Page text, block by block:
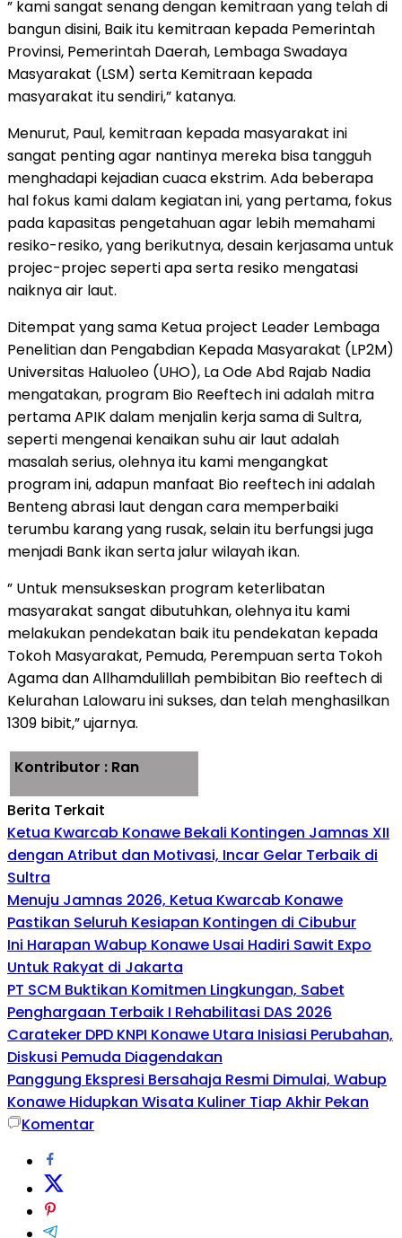
” kami sangat senang dengan kemitraan yang telah di
bangun disini, Baik itu kemitraan kepada Pemerintah
Provinsi, Pemerintah Daerah, Lembaga Swadaya
Masyarakat (LSM) serta Kemitraan kepada
masyarakat itu sendiri,” katanya.
Menurut, Paul, kemitraan kepada masyarakat ini
sangat penting agar nantinya mereka bisa tangguh
menghadapi kejadian cuaca ekstrim. Ada beberapa
hal fokus kami dalam kegiatan ini, yang pertama, fokus
pada kapasitas pengetahuan agar lebih memahami
resiko-resiko, yang berikutnya, desain kerjasama untuk
projec-projec seperti apa serta resiko mengatasi
naiknya air laut.
Ditempat yang sama Ketua project Leader Lembaga
Penelitian dan Pengabdian Kepada Masyarakat (LP2M)
Universitas Haluoleo (UHO), La Ode Abd Rajab Nadia
mengatakan, program Bio Reeftech ini adalah mitra
pertama APIK dalam menjalin kerja sama di Sultra,
seperti mengenai kenaikan suhu air laut adalah
masalah serius, olehnya itu kami mengangkat
program ini, adapun manfaat Bio reeftech ini adalah
Benteng abrasi laut dengan cara memperbaiki
terumbu karang yang rusak, selain itu berfungsi juga
menjadi Bank ikan serta jalur wilayah ikan.
” Untuk mensukseskan program keterlibatan
masyarakat sangat dibutuhkan, olehnya itu kami
melakukan pendekatan baik itu pendekatan kepada
Tokoh Masyarakat, Pemuda, Perempuan serta Tokoh
Agama dan Allhamdulillah pembibitan Bio reeftech di
Kelurahan Lalowaru ini sukses, dan telah menghasilkan
1309 bibit,” ujarnya.
Kontributor : Ran
Berita Terkait
Ketua Kwarcab Konawe Bekali Kontingen Jamnas XII
dengan Atribut dan Motivasi, Incar Gelar Terbaik di
Sultra
Menuju Jamnas 2026, Ketua Kwarcab Konawe
Pastikan Seluruh Kesiapan Kontingen di Cibubur
Ini Harapan Wabup Konawe Usai Hadiri Sawit Expo
Untuk Rakyat di Jakarta
PT SCM Buktikan Komitmen Lingkungan, Sabet
Penghargaan Terbaik I Rehabilitasi DAS 2026
Carateker DPD KNPI Konawe Utara Inisiasi Perubahan,
Diskusi Pemuda Diagendakan
Panggung Ekspresi Bersahaja Resmi Dimulai, Wabup
Konawe Hidupkan Wisata Kuliner Tiap Akhir Pekan
Komentar